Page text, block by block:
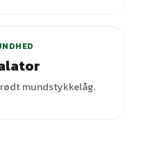
mundstykkelåg.